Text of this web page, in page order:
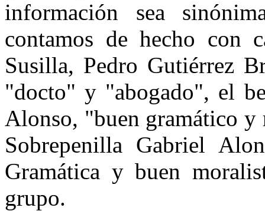
información sea
contamos de hecho con
Susilla, Pedro Gutiérrez
"docto" y "abogado", el
Alonso, "buen gramático y
Sobrepenilla Gabriel
Gramática y buen
grupo.